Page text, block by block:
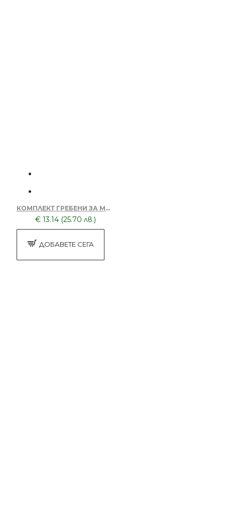
КОМПЛЕКТ ГРЕБЕНИ ЗА МАШИНКА TRNSACKSTRK02
€ 13.14 (25.70 лв.)
ДОБАВЕТЕ СЕГА